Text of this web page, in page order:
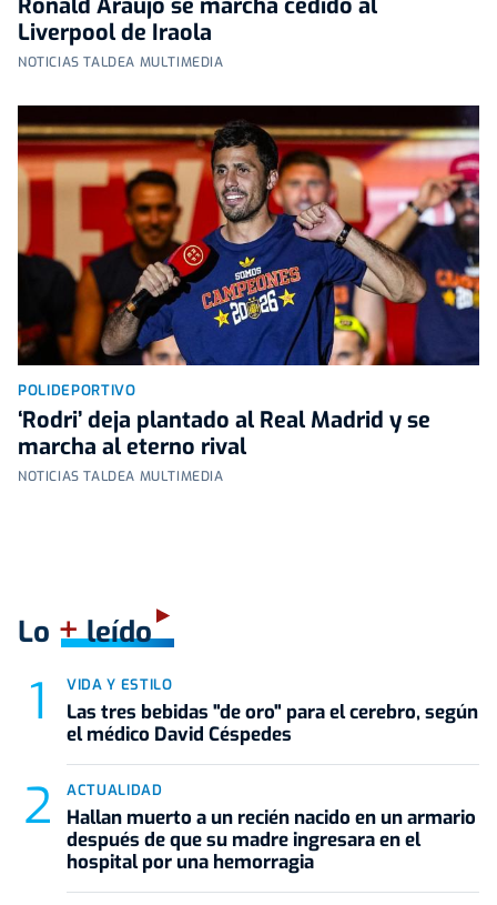
Liverpool de Iraola
NOTICIAS TALDEA MULTIMEDIA
POLIDEPORTIVO
‘Rodri’ deja plantado al Real Madrid y se
marcha al eterno rival
NOTICIAS TALDEA MULTIMEDIA
Lo +leído
VIDA Y ESTILO
Las tres bebidas "de oro" para el cerebro, según
el médico David Céspedes
ACTUALIDAD
Hallan muerto a un recién nacido en un armario
después de que su madre ingresara en el
hospital por una hemorragia